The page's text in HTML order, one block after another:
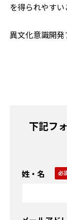
を得られやすい
異文化意識開発
下記フ
姓・名